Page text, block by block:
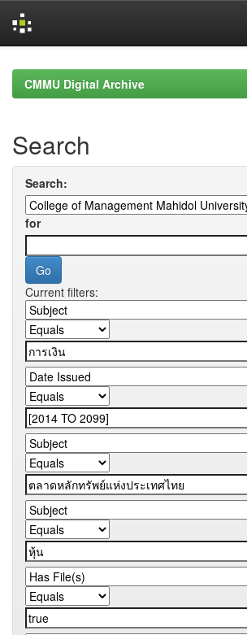
navigationCMMU Digital Archive
Search
Search:
for
Current filters: